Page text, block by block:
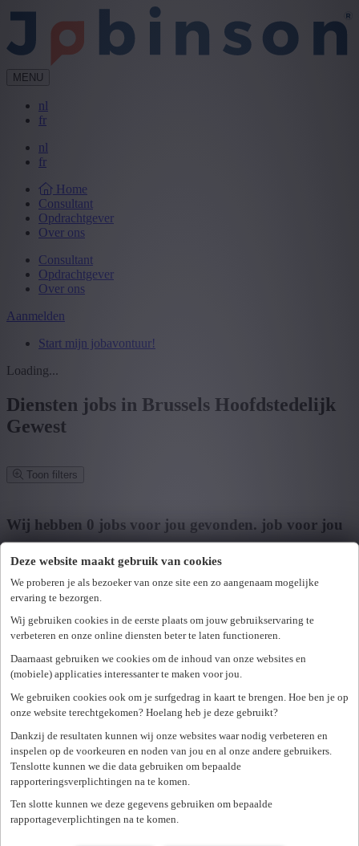
Deze website maakt gebruik van cookies
We proberen je als bezoeker van onze site een zo aangenaam mogelijke
ervaring te bezorgen.
Wij gebruiken cookies in de eerste plaats om jouw gebruikservaring te
verbeteren en onze online diensten beter te laten functioneren.
Daarnaast gebruiken we cookies om de inhoud van onze websites en
(mobiele) applicaties interessanter te maken voor jou.
We gebruiken cookies ook om je surfgedrag in kaart te brengen. Hoe ben je op
onze website terechtgekomen? Hoelang heb je deze gebruikt?
Dankzij de resultaten kunnen wij onze websites waar nodig verbeteren en
inspelen op de voorkeuren en noden van jou en al onze andere gebruikers.
Tenslotte kunnen we die data gebruiken om bepaalde
rapporteringsverplichtingen na te komen.
Ten slotte kunnen we deze gegevens gebruiken om bepaalde
rapportageverplichtingen na te komen.
MENU
nl
fr
nl
fr
Home
Consultant
Opdrachtgever
Over ons
Consultant
Opdrachtgever
Over ons
Aanmelden
Start mijn jobavontuur!
Loading...
Diensten jobs in Brussels Hoofdstedelijk
Gewest
Toon filters
Zoek op functie, jobtitel, bedrijf,...
Postcode of gemeente
Zoek vacatures
Mijn gekozen filters
Wis alle filters
Provincie
+ Toon meer - Toon minder
Wij hebben 0 jobs voor jou gevonden. job voor jou
gevonden
U hebt geen toegang tot deze pagina of bent niet langer aangemeld.
Opnieuw aanmelden.
Sluiten
Je hebt0van0jobs gezien.